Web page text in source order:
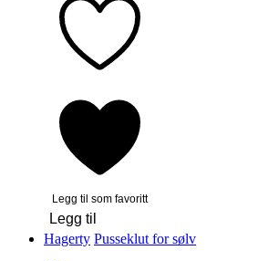
Legg til som favoritt
Legg til
Hagerty Pusseklut for sølv